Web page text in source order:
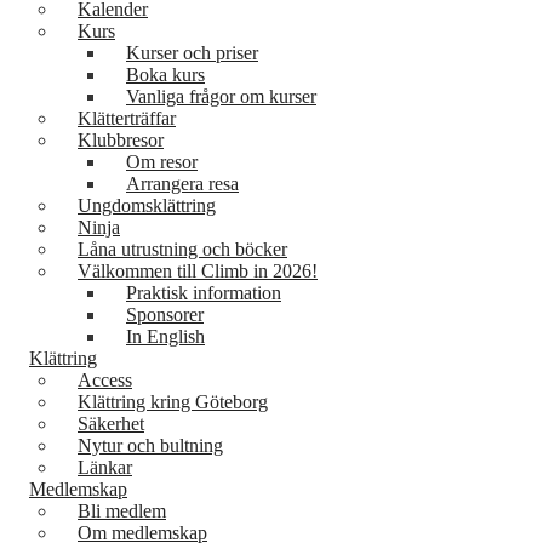
Kalender
Kurs
Kurser och priser
Boka kurs
Vanliga frågor om kurser
Klätterträffar
Klubbresor
Om resor
Arrangera resa
Ungdomsklättring
Ninja
Låna utrustning och böcker
Välkommen till Climb in 2026!
Praktisk information
Sponsorer
In English
Klättring
Access
Klättring kring Göteborg
Säkerhet
Nytur och bultning
Länkar
Medlemskap
Bli medlem
Om medlemskap